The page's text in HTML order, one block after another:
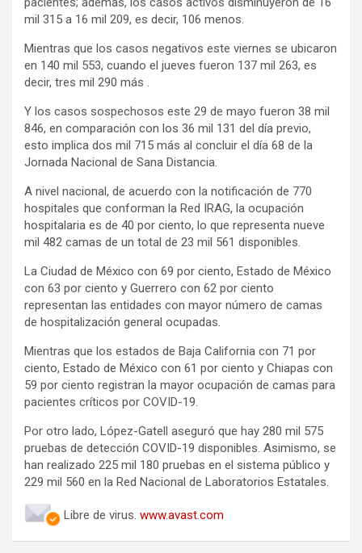
mil 315 a 16 mil 209, es decir, 106 menos.
Mientras que los casos negativos este viernes se ubicaron
en 140 mil 553, cuando el jueves fueron 137 mil 263, es
decir, tres mil 290 más .
Y los casos sospechosos este 29 de mayo fueron 38 mil
846, en comparación con los 36 mil 131 del día previo,
esto implica dos mil 715 más al concluir el día 68 de la
Jornada Nacional de Sana Distancia.
A nivel nacional, de acuerdo con la notificación de 770
hospitales que conforman la Red IRAG, la ocupación
hospitalaria es de 40 por ciento, lo que representa nueve
mil 482 camas de un total de 23 mil 561 disponibles.
La Ciudad de México con 69 por ciento, Estado de México
con 63 por ciento y Guerrero con 62 por ciento
representan las entidades con mayor número de camas
de hospitalización general ocupadas.
Mientras que los estados de Baja California con 71 por
ciento, Estado de México con 61 por ciento y Chiapas con
59 por ciento registran la mayor ocupación de camas para
pacientes críticos por COVID-19.
Por otro lado, López-Gatell aseguró que hay 280 mil 575
pruebas de detección COVID-19 disponibles. Asimismo, se
han realizado 225 mil 180 pruebas en el sistema público y
229 mil 560 en la Red Nacional de Laboratorios Estatales.
Libre de virus. www.avast.com